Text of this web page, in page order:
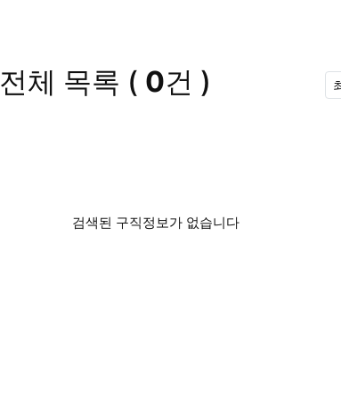
전체 목록 ( 0건 )
검색된 구직정보가 없습니다